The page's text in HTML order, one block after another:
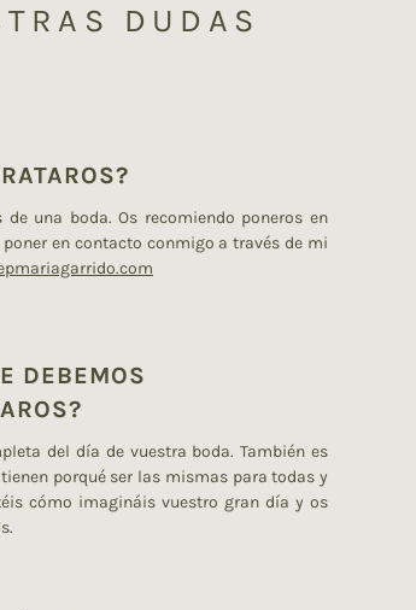
DUDAS
una boda. Os recomiendo poneros en
poner en contacto conmigo a través de mi
DEBEMOS
del día de vuestra boda. También es
porqué ser las mismas para todas y
cómo imagináis vuestro gran día y os